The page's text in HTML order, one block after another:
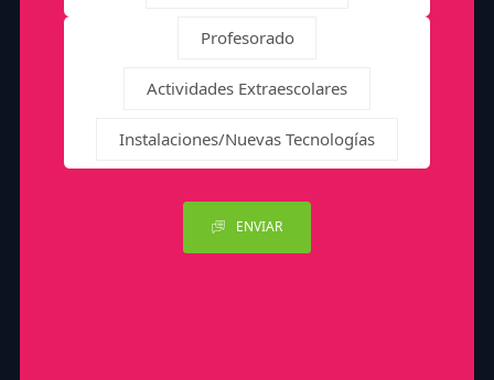
Profesorado
Actividades Extraescolares
Instalaciones/Nuevas Tecnologías
ENVIAR